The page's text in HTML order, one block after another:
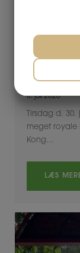
8. juli 2026
Tirsdag d.
meget royale
Kong…
LÆS